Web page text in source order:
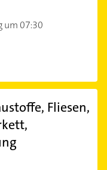
um 07:30
Fliesen,